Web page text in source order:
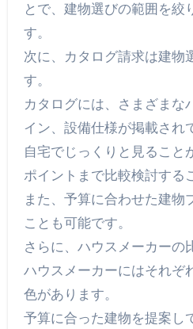
とで、建物選びの範囲を絞
す。
次に、カタログ請求は建物
す。
カタログには、さまざまな
イン、設備仕様が掲載され
自宅でじっくりと見ること
ポイントまで比較検討する
また、予算に合わせた建物
ことも可能です。
さらに、ハウスメーカーの
ハウスメーカーにはそれぞ
色があります。
予算に合った建物を提案し